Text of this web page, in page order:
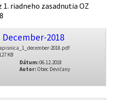
1. riadneho zasadnutia OZ
December-2018
2018.pdf
KB
Dátum:06.12.2018
Autor: Obec Devičany